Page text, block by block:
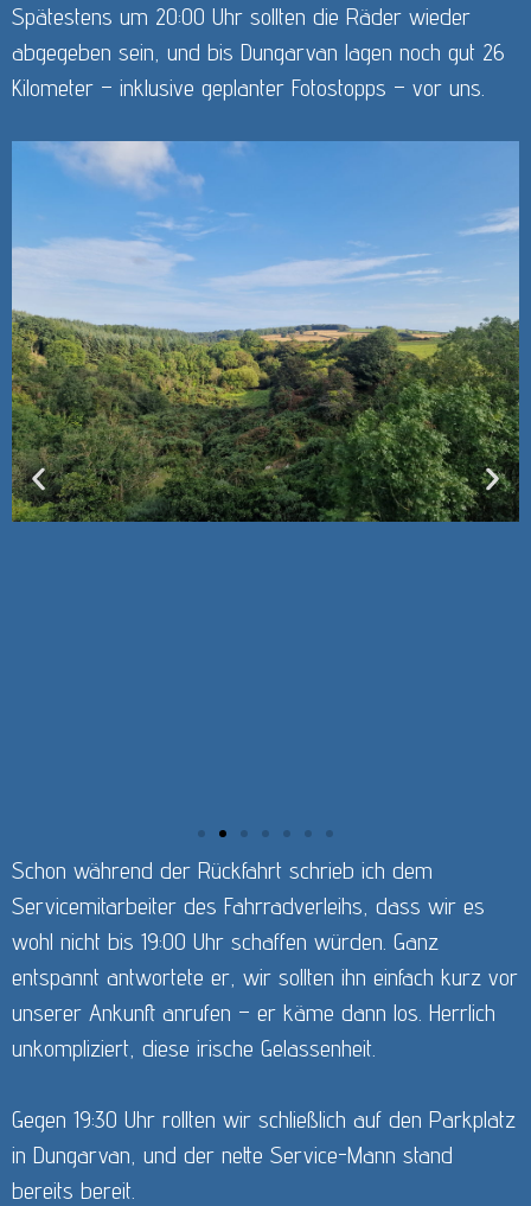
Spätestens um 20:00 Uhr sollten die Räder wieder
abgegeben sein, und bis Dungarvan lagen noch gut 26
Kilometer – inklusive geplanter Fotostopps – vor uns.
Schon während der Rückfahrt schrieb ich dem
Servicemitarbeiter des Fahrradverleihs, dass wir es
wohl nicht bis 19:00 Uhr schaffen würden. Ganz
entspannt antwortete er, wir sollten ihn einfach kurz vor
unserer Ankunft anrufen – er käme dann los. Herrlich
unkompliziert, diese irische Gelassenheit.
Gegen 19:30 Uhr rollten wir schließlich auf den Parkplatz
in Dungarvan, und der nette Service-Mann stand
bereits bereit.